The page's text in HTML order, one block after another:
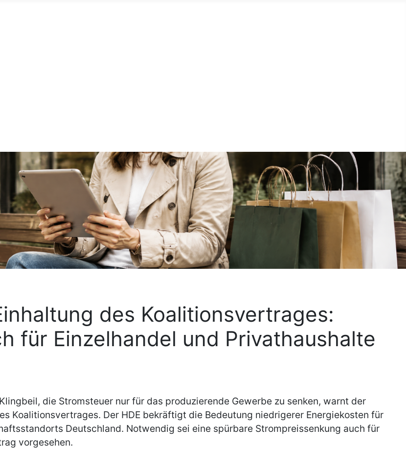
des Koalitionsvertrages:
für Einzelhandel und Privathaushalte
die Stromsteuer nur für das produzierende Gewerbe zu senken, warnt der
Koalitionsvertrages. Der HDE bekräftigt die Bedeutung niedrigerer Energiekosten für
Deutschland. Notwendig sei eine spürbare Strompreissenkung auch für
vorgesehen.